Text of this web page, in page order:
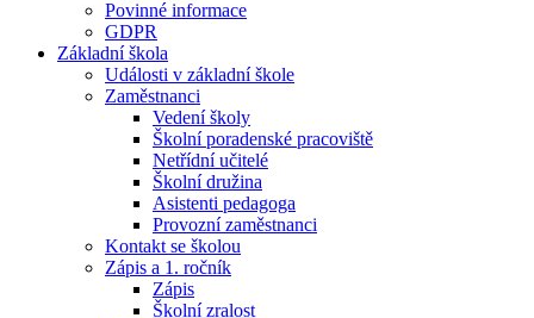
Povinné informace
GDPR
Základní škola
Události v základní škole
Zaměstnanci
Vedení školy
Školní poradenské pracoviště
Netřídní učitelé
Školní družina
Asistenti pedagoga
Provozní zaměstnanci
Kontakt se školou
Zápis a 1. ročník
Zápis
Školní zralost